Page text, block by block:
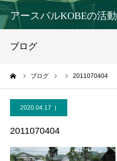
アースパルKOBEの活動
ブログ
ブログ 2011070404
2020.04.17
2011070404
各種申込・お問合せ